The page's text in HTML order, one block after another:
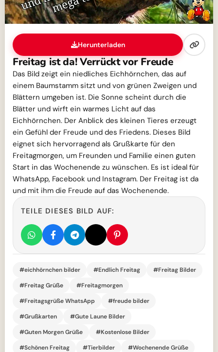
Herunterladen
Freitag ist da! Verrückt vor Freude
Das Bild zeigt ein niedliches Eichhörnchen, das auf
einem Baumstamm sitzt und von grünen Zweigen und
Blättern umgeben ist. Die Sonne scheint durch die
Blätter und wirft ein warmes Licht auf das
Eichhörnchen. Der Anblick des kleinen Tieres erzeugt
ein Gefühl der Freude und des Friedens. Dieses Bild
eignet sich hervorragend als Grußkarte für den
Freitagmorgen, um Freunden und Familie einen guten
Start in das Wochenende zu wünschen. Es ist ideal für
WhatsApp, Facebook und Instagram. Der Freitag ist da
und mit ihm die Freude auf das Wochenende.
TEILE DIESES BILD AUF:
#eichhörnchen bilder #Endlich Freitag
#Freitag Bilder
#Freitag Grüße
#Freitagmorgen
#Freitagsgrüße WhatsApp
#freude bilder
#Grußkarten
#Gute Laune Bilder
#Guten Morgen Grüße
#Kostenlose Bilder
#Schönen Freitag
#Tierbilder
#Wochenende Grüße